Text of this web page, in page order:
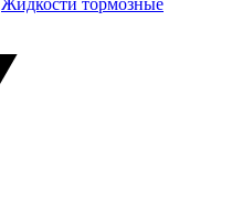
Жидкости тормозные